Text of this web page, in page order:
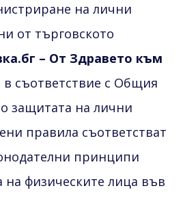
на лични
от търговското
– От Здравето към
в съответствие с Общия
защитата на лични
правила съответстват
принципи
на физическите лица във